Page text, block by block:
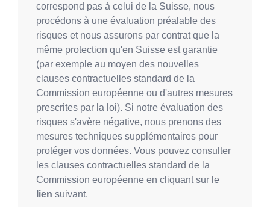
correspond pas à celui de la Suisse, nous
procédons à une évaluation préalable des
risques et nous assurons par contrat que la
même protection qu'en Suisse est garantie
(par exemple au moyen des nouvelles
clauses contractuelles standard de la
Commission européenne ou d'autres mesures
prescrites par la loi). Si notre évaluation des
risques s'avère négative, nous prenons des
mesures techniques supplémentaires pour
protéger vos données. Vous pouvez consulter
les clauses contractuelles standard de la
Commission européenne en cliquant sur le
lien suivant.